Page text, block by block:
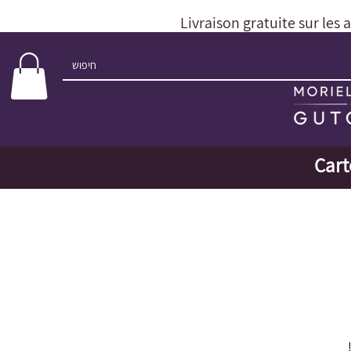
Livraison gratuite sur les